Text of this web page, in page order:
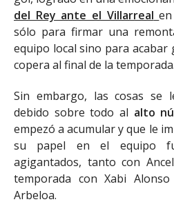
del Rey ante el Villarreal
sólo para firmar una
equipo local sino para acabar
copera al final de la temporada.
Sin embargo, las cosas se
debido sobre todo al alto
empezó a acumular y que le
su papel en el equipo
agigantados, tanto con
temporada con Xabi
Arbeloa.